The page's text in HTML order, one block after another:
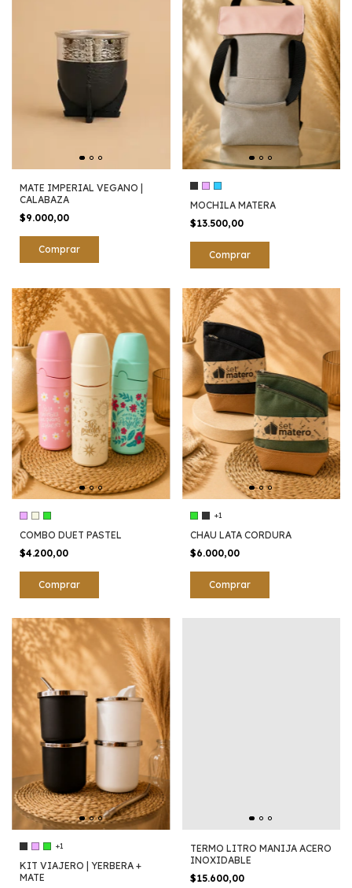
MATE IMPERIAL VEGANO |
CALABAZA
$9.000,00
MOCHILA MATERA
$13.500,00
Comprar
COMBO DUET PASTEL
$4.200,00
Comprar
+1
CHAU LATA CORDURA
$6.000,00
Comprar
+1
KIT VIAJERO | YERBERA +
MATE
TERMO LITRO MANIJA ACERO
INOXIDABLE
$15.600,00